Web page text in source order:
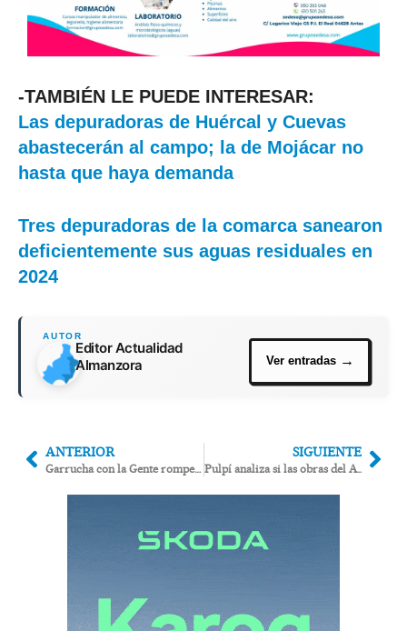
-TAMBIÉN LE PUEDE INTERESAR:
Las depuradoras de Huércal y Cuevas
abastecerán al campo; la de Mojácar no
hasta que haya demanda
Tres depuradoras de la comarca sanearon
deficientemente sus aguas residuales en
2024
Editor Actualidad
Almanzora
ANTERIOR
Garrucha con la Gente rompe el pacto de gobierno «al negarse PP y Vox a ceder la alcaldía»
SIGUIENTE
Pulpí analiza si las obras del AVE agravaron las inundaciones registradas en La Fuente